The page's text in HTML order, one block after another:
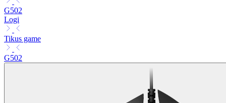
G502
Logi
Tikus game
G502